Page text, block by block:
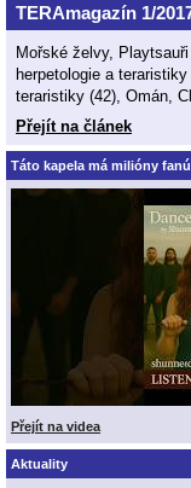
TERAmagazín 1/
Mořské želvy,
herpetologie a
teraristiky (42), Omán,
Přejít na článek
Táto kapela má milióny
Přejít na videa
Aktuality